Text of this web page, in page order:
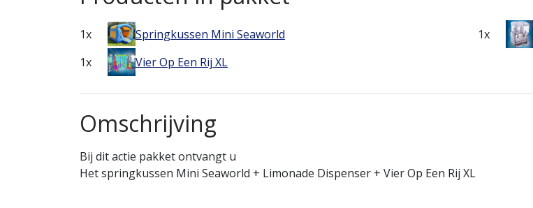
1x Springkussen Mini Seaworld 1x
1x
Vier Op Een Rij XL
Omschrijving
Bij dit actie pakket ontvangt u
Het springkussen Mini Seaworld + Limonade Dispenser + Vier Op Een Rij XL